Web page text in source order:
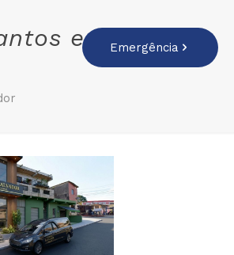
Emergência
em